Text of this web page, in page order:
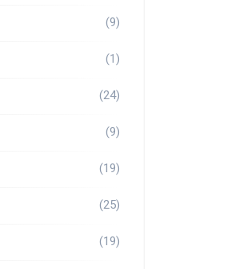
(9)
(1)
(24)
(9)
(19)
(25)
(19)